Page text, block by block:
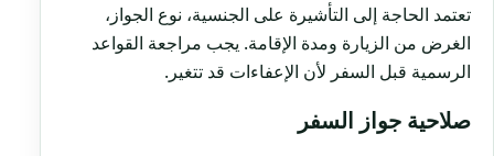
تعتمد الحاجة إلى التأشيرة على الجنسية، نوع الجواز،
الغرض من الزيارة ومدة الإقامة. يجب مراجعة القواعد
الرسمية قبل السفر لأن الإعفاءات قد تتغير.
صلاحية جواز السفر